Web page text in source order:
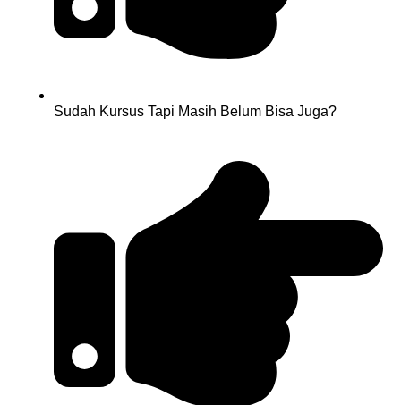
Sudah Kursus Tapi Masih Belum Bisa Juga?